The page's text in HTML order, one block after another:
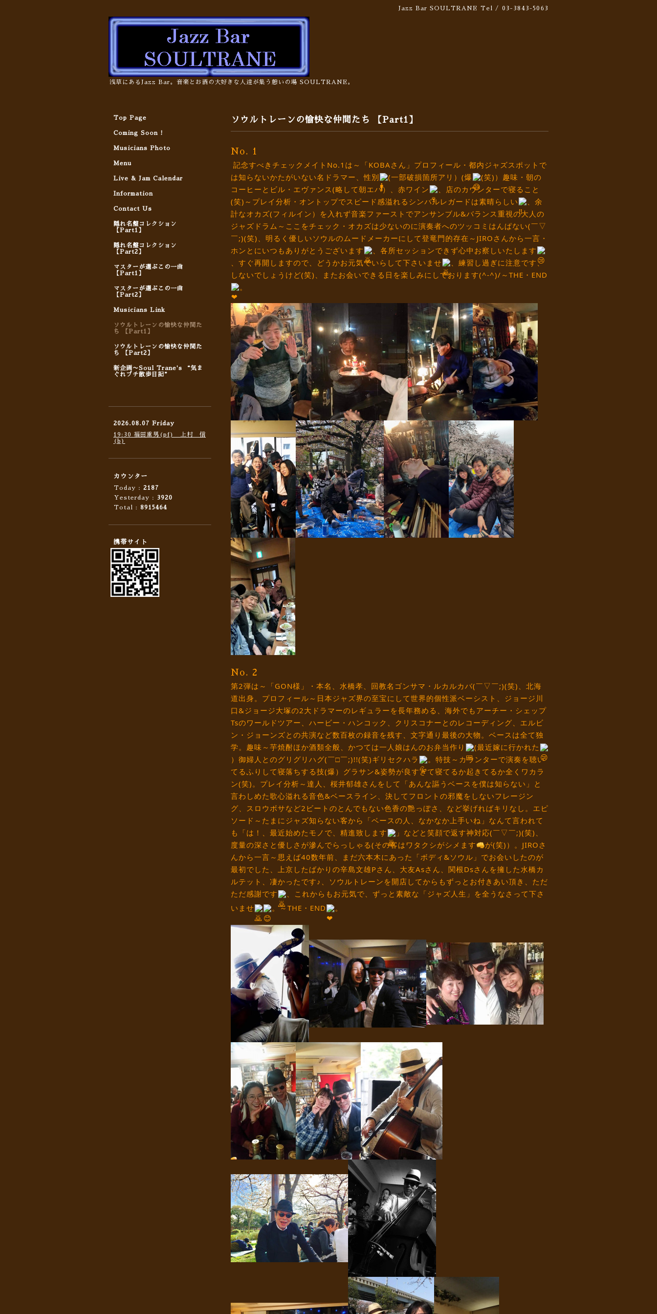
Jazz Bar SOULTRANE Tel / 03-3843-5063
浅草にあるJazz Bar。音楽とお酒の大好きな人達が集う憩いの場 SOULTRANE。
ソウルトレーンの愉快な仲間たち 【Part1】
No. 1
記念すべきチェックメイトNo.1は～「KOBAさん」プロフィール・都内ジャズスポットで
は知らないかたがいない名ドラマー、性別
(一部破損箇所アリ）(爆
(笑)）趣味・朝の
コーヒーとビル・エヴァンス(略して朝エバ）、赤ワイン
、店のカウンターで寝ること
(笑)～プレイ分析・オントップでスピード感溢れるシンバルレガードは素晴らしい
、余
計なオカズ(フィルイン）を入れず音楽ファーストでアンサンブル&バランス重視の大人の
ジャズドラム～ここをチェック・オカズは少ないのに演奏者へのツッコミはんぱない(￣▽
￣;)(笑)、明るく優しいソウルのムードメーカーにして登竜門的存在～JIROさんから一言・
ホンとにいつもありがとうございます
、各所セッションできず心中お察しいたします
、すぐ再開しますので、どうかお元気でいらして下さいませ
、練習し過ぎに注意です、
しないでしょうけど(笑)、またお会いできる日を楽しみにしております(^-^)/～THE・END
。
No. 2
第2弾は～「GON様」・本名、水橋孝、回教名ゴンサマ・ルカルカバ(￣▽￣;)(笑)、北海
道出身。プロフィール～日本ジャズ界の至宝にして世界的個性派ベーシスト、ジョージ川
口&ジョージ大塚の2大ドラマーのレギュラーを長年務める、海外でもアーチー・シェップ
Tsのワールドツアー、ハービー・ハンコック、クリスコナーとのレコーディング、エルビ
ン・ジョーンズとの共演など数百枚の録音を残す、文字通り最後の大物。ベースは全て独
学。趣味～芋焼酎ほか酒類全般、かつては一人娘はんのお弁当作り
(最近嫁に行かれた
）御婦人とのグリグリハグ(￣□￣;)!!(笑)ギリセクハラ
。特技～カウンターで演奏を聴い
てるふりして寝落ちする技(爆）グラサン&姿勢が良すぎて寝てるか起きてるか全くワカラ
ン(笑)。プレイ分析～達人、桜井郁雄さんをして「あんな謳うベースを僕は知らない」と
言わしめた歌心溢れる音色&ベースライン、決してフロントの邪魔をしないフレージン
グ、スロウボサなど2ビートのとんでもない色香の艶っぽさ、など挙げればキリなし。エピ
ソード～たまにジャズ知らない客から「ベースの人、なかなか上手いね」なんて言われて
も「は！、最近始めたモノで、精進致します
」などと笑顔で返す神対応(￣▽￣;)(笑)、
度量の深さと優しさが滲んでらっしゃる(その客はワタクシがシメます
が(笑)）。JIROさ
んから一言～思えば40数年前、まだ六本木にあった「ボディ&ソウル」でお会いしたのが
最初でした、上京したばかりの辛島文雄Pさん、大友Asさん、関根Dsさんを擁した水橋カ
ルテット、凄かったです♪、ソウルトレーンを開店してからもずっとお付きあい頂き、ただ
ただ感謝です
、これからもお元気で、ずっと素敵な「ジャズ人生」を全うなさって下さ
いませ
。～THE・END 。
Top Page
Coming Soon !
Musicians Photo
Menu
Live & Jam Calendar
Information
Contact Us
隠れ名盤コレクション
【Part1】
隠れ名盤コレクション
【Part2】
マスターが選ぶこの一曲
【Part1】
マスターが選ぶこの一曲
【Part2】
Musicians Link
ソウルトレーンの愉快な仲間た
ち 【Part1】
ソウルトレーンの愉快な仲間た
ち 【Part2】
新企画〜Soul Trane's “気ま
ぐれプチ散歩日記”
2026.08.07 Friday
19:30 福田重男(pf) 上村 信
(b)
カウンター
Today : 2187
Yesterday : 3920
Total : 8915464
携帯サイト